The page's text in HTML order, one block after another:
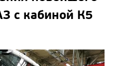
с кабиной К5